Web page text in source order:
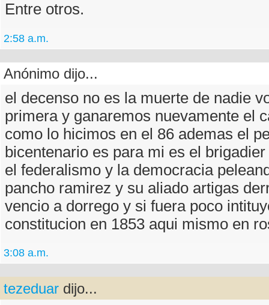
Entre otros.
2:58 a.m.
Anónimo dijo...
el decenso no es la muerte de nadie
primera y ganaremos nuevamente el
como lo hicimos en el 86 ademas el
bicentenario es para mi es el
el federalismo y la democracia
pancho ramirez y su aliado artigas
vencio a dorrego y si fuera poco
constitucion en 1853 aqui mismo en
3:08 a.m.
tezeduar dijo...